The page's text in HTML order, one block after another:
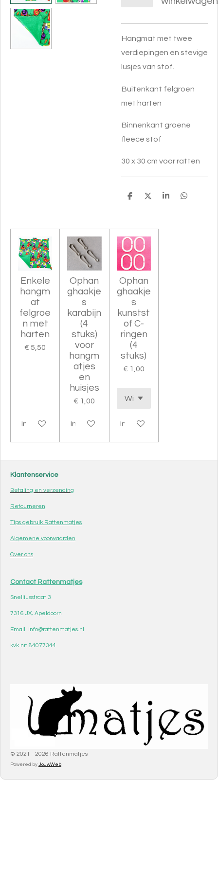
Hangmat met twee
verdiepingen en stevige
lusjes van stof.
Buitenkant felgroen
met harten
Binnenkant groene
fleece stof
30 x 30 cm voor ratten
D
D
S
D
Enkele
hangm
at
felgroe
n met
harten
€ 5,50
In winkelwagen
Ophan
ghaakje
s
karabijn
(4
stuks)
voor
hangm
atjes
en
huisjes
€ 1,00
In winkelwagen
Ophan
ghaakje
s
kunstst
of C-
ringen
(4
stuks)
€ 1,00
In winkelwagen
Klantenservice
Betaling en verzending
Retourneren
Tips gebruik Rattenmatjes
Algemene voorwaarden
Over ons
Contact Rattenmatjes
Snelliusstraat 3
7316 JX, Apeldoorn
Email: info@rattenmatjes.nl
kvk nr: 84077344
© 2021 - 2026 Rattenmatjes
Powered by JouwWeb